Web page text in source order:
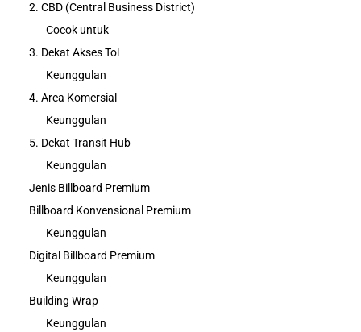
2. CBD (Central Business District)
Cocok untuk
3. Dekat Akses Tol
Keunggulan
4. Area Komersial
Keunggulan
5. Dekat Transit Hub
Keunggulan
Jenis Billboard Premium
Billboard Konvensional Premium
Keunggulan
Digital Billboard Premium
Keunggulan
Building Wrap
Keunggulan